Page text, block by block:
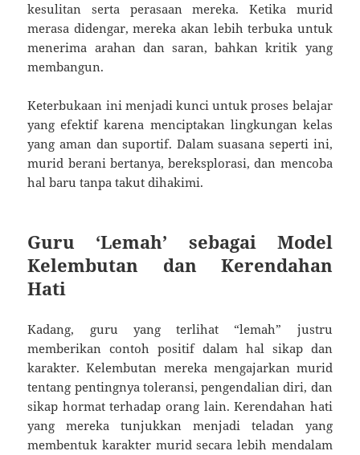
kesulitan serta perasaan mereka. Ketika murid
merasa didengar, mereka akan lebih terbuka untuk
menerima arahan dan saran, bahkan kritik yang
membangun.
Keterbukaan ini menjadi kunci untuk proses belajar
yang efektif karena menciptakan lingkungan kelas
yang aman dan suportif. Dalam suasana seperti ini,
murid berani bertanya, bereksplorasi, dan mencoba
hal baru tanpa takut dihakimi.
Guru ‘Lemah’ sebagai Model
Kelembutan dan Kerendahan
Hati
Kadang, guru yang terlihat “lemah” justru
memberikan contoh positif dalam hal sikap dan
karakter. Kelembutan mereka mengajarkan murid
tentang pentingnya toleransi, pengendalian diri, dan
sikap hormat terhadap orang lain. Kerendahan hati
yang mereka tunjukkan menjadi teladan yang
membentuk karakter murid secara lebih mendalam